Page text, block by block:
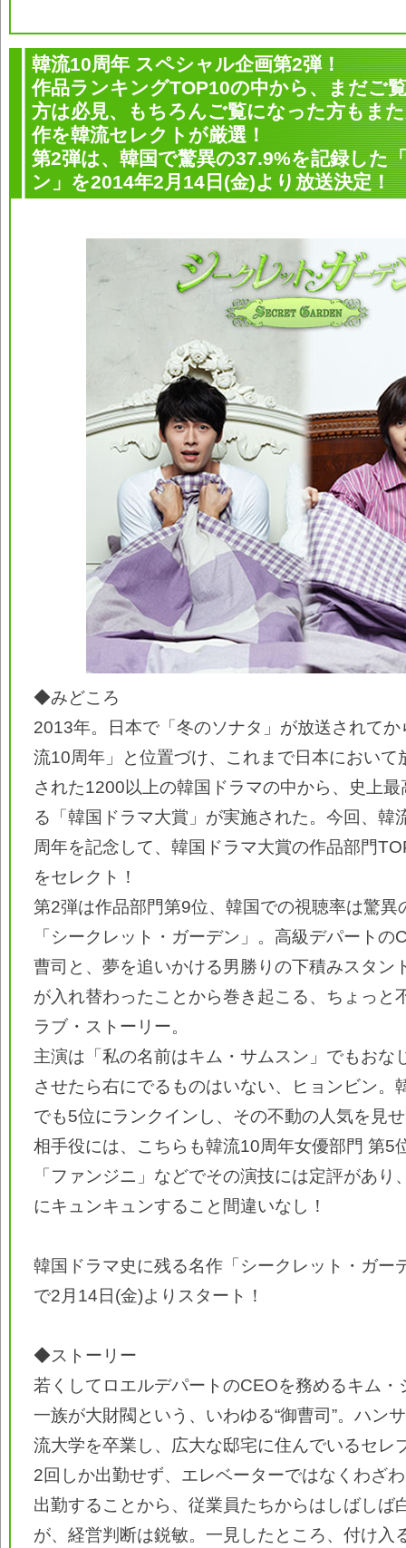
韓流10周年 スペシャル企画第2弾！
作品ランキングTOP10の中から、まだご
方は必見、もちろんご覧になった方もま
作を韓流セレクトが厳選！
第2弾は、韓国で驚異の37.9%を記録した
ン」を2014年2月14日(金)より放送決定！
◆みどころ
2013年。日本で「冬のソナタ」が放送されて
流10周年」と位置づけ、これまで日本において
された1200以上の韓国ドラマの中から、史上
る「韓国ドラマ大賞」が実施された。今回、韓
周年を記念して、韓国ドラマ大賞の作品部門
をセレクト！
第2弾は作品部門第9位、韓国での視聴率は驚異
「シークレット・ガーデン」。高級デパート
曹司と、夢を追いかける男勝りの下積みスタン
が入れ替わったことから巻き起こる、ちょっと
ラブ・ストーリー。
主演は「私の名前はキム・サムスン」でもおな
させたら右にでるものはいない、ヒョンビン。
でも5位にランクインし、その不動の人気を見
相手役には、こちらも韓流10周年女優部門 第5
「ファンジニ」などでその演技には定評があり
にキュンキュンすること間違いなし！
韓国ドラマ史に残る名作「シークレット・ガー
で2月14日(金)よりスタート！
◆ストーリー
若くしてロエルデパートのCEOを務めるキム
一族が大財閥という、いわゆる“御曹司”。ハン
流大学を卒業し、広大な邸宅に住んでいるセレ
2回しか出勤せず、エレベーターではなくわざ
出勤することから、従業員たちからはしばしば
が、経営判断は鋭敏。一見したところ、付け入